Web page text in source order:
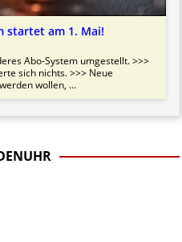
startet am 1. Mai!
Abo-System umgestellt. >>>
sich nichts. >>> Neue
wollen, ...